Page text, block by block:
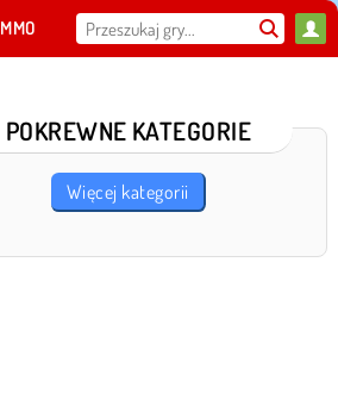
MMO
POKREWNE KATEGORIE
Więcej kategorii